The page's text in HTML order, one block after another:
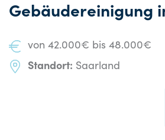
Gebäudereinigung
von 42.000€ bis 48.000€
Standort: Saarland